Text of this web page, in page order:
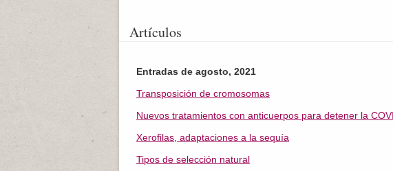
Artículos
Entradas de agosto, 2021
Transposición de cromosomas
Nuevos tratamientos con anticuerpos para detener la
Xerofilas, adaptaciones a la sequía
Tipos de selección natural